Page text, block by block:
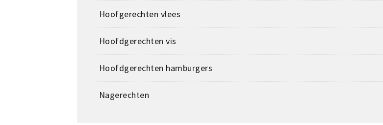
Hoofgerechten vlees
Hoofdgerechten vis
Hoofdgerechten hamburgers
Nagerechten